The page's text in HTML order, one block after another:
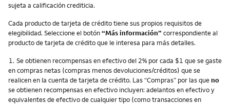
sujeta a calificación crediticia.
Cada producto de tarjeta de crédito tiene sus propios requisitos de
elegibilidad. Seleccione el botón“Más información” correspondiente al
producto de tarjeta de crédito que le interesa para más detalles.
Nota
1. Se obtienen recompensas en efectivo del 2% por cada $1 que se gaste
en compras netas (compras menos devoluciones/créditos) que se
realicen en la cuenta de tarjeta de crédito. Las “Compras” por las queno
se obtienen recompensas en efectivo incluyen: adelantos en efectivo y
equivalentes de efectivo de cualquier tipo (como transacciones en